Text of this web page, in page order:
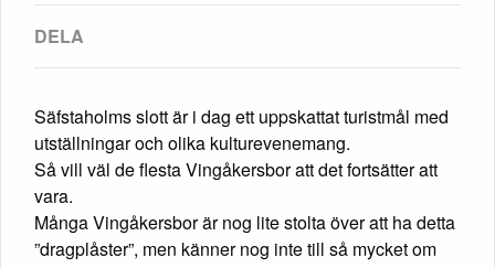
Säfstaholms slott är i dag ett uppskattat turistmål med
utställningar och olika kulturevenemang.
Så vill väl de flesta Vingåkersbor att det fortsätter att
vara.
Många Vingåkersbor är nog lite stolta över att ha detta
”dragplåster”, men känner nog inte till så mycket om